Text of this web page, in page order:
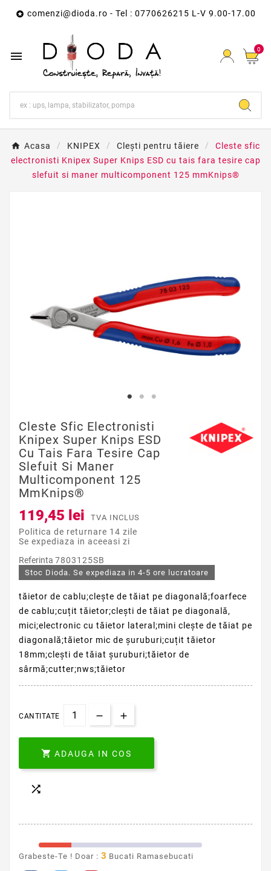
 comenzi@dioda.ro - Tel : 0770626215 L-V 9.00-17.00
 0
Acasa KNIPEX Clești pentru tăiere
Cleste sfic
electronisti Knipex Super Knips ESD cu tais fara tesire cap
slefuit si maner multicomponent 125 mmKnips®
Cleste Sfic Electronisti
Knipex Super Knips ESD
Cu Tais Fara Tesire Cap
Slefuit Si Maner
Multicomponent 125
MmKnips®
119,45 lei TVA INCLUS
Politica de returnare 14 zile
Se expediaza in aceeasi zi
Referinta 7803125SB
Stoc Dioda. Se expediaza in 4-5 ore lucratoare
tăietor de cablu;clește de tăiat pe diagonală;foarfece
de cablu;cuțit tăietor;clești de tăiat pe diagonală,
mici;electronic cu tăietor lateral;mini clește de tăiat pe
diagonală;tăietor mic de șuruburi;cuțit tăietor
18mm;clești de tăiat șuruburi;tăietor de
sârmă;cutter;nws;tăietor
CANTITATE
 ADAUGA IN COS

Grabeste-Te ! Doar : 3 Bucati Ramasebucati